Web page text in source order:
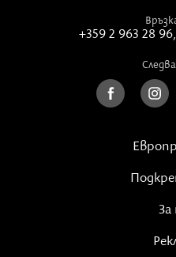
+359 2 963 28 96,
За